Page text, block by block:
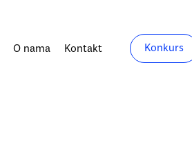
O nama Kontakt Konkurs